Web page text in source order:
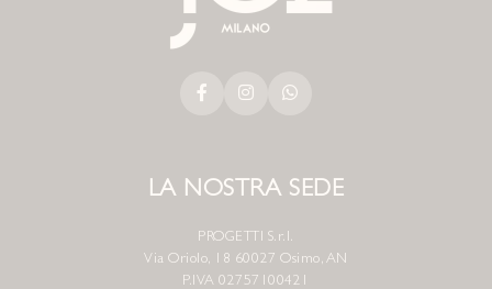
LA NOSTRA SEDE
PROGETTI S.r.l.
Via Oriolo, 18 60027 Osimo, AN
P.IVA 02757100421